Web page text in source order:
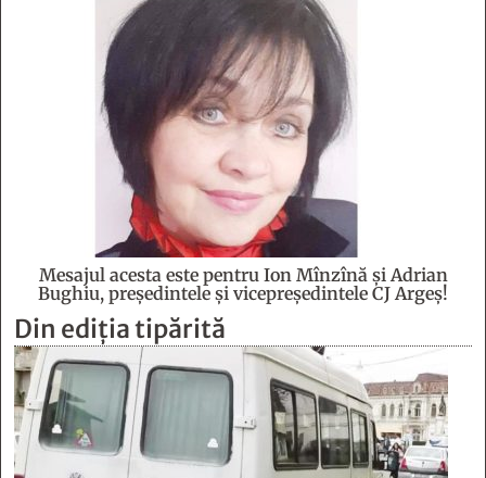
Mesajul acesta este pentru Ion Mînzînă şi Adrian
Bughiu, preşedintele şi vicepreşedintele CJ Argeş!
Din ediția tipărită